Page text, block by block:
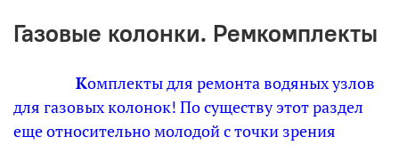
Газовые колонки. Ремкомплекты
Комплекты для ремонта водяных узлов
для газовых колонок! По существу этот раздел
еще относительно молодой с точки зрения